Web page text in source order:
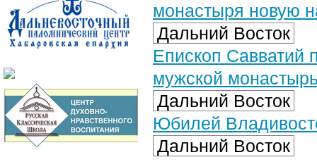
монастыря новую
Дальний Восток
Епископ Савватий
мужской
Дальний Восток
Юбилей
Дальний Восток